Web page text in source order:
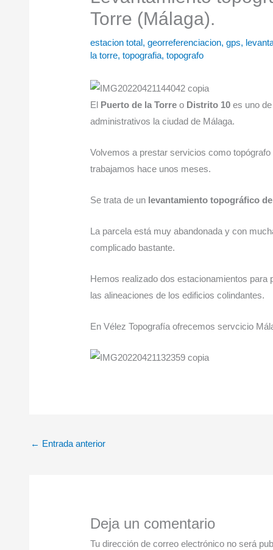
Torre (Málaga).
estacion total,georreferenciacion,gps,
la torre,topografia,topografo
El Puerto de la Torre o Distrito 10 es uno
administrativos la ciudad de Málaga.
Volvemos a prestar servicios como topógrafo
trabajamos hace unos meses.
Se trata de un levantamiento topográfico
La parcela está muy abandonada y con
complicado bastante.
Hemos realizado dos estacionamientos para
las alineaciones de los edificios colindantes.
En Vélez Topografía ofrecemos servcicio
← Entrada anterior
Deja un comentario
Tu dirección de correo electrónico no será